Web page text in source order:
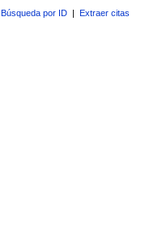
Búsqueda por ID Extraer citas